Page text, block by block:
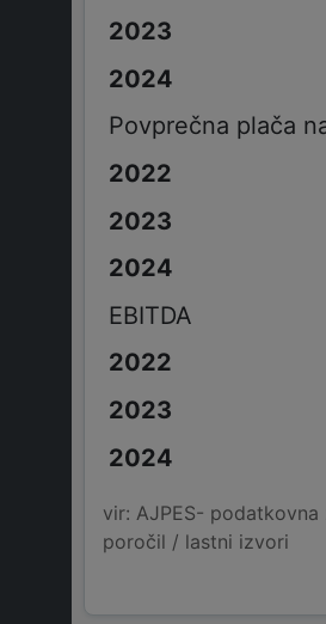
Povprečna plača
EBITDA
vir: AJPES-
poročil / lastni izvori